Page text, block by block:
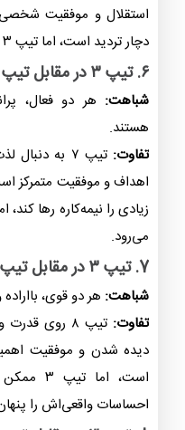
دچار تردید است، اما تیپ ۳ بسیار اعتمادبه‌نفس دارد.
۶. تیپ ۳ در مقابل تیپ ۷ (ماجراجو)
شباهت: هر دو فعال،
هستند.
تفاوت:
می‌رود.
7. تیپ ۳ در مقابل تیپ ۸ (رهبر)
شباهت: هر دو قوی،
تفاوت:
است،
احساسات واقعی‌اش را